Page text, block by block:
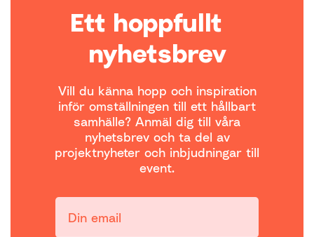
Ett hoppfullt
nyhetsbrev
Vill du känna hopp och inspiration
inför omställningen till ett hållbart
samhälle? Anmäl dig till våra
nyhetsbrev och ta del av
projektnyheter och inbjudningar till
event.